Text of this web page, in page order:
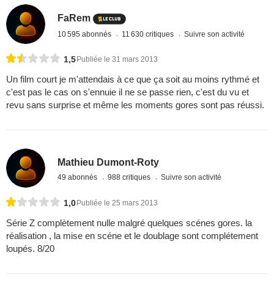
FaRem
10 595 abonnés 11 630 critiques Suivre son activité
1,5Publiée le 31 mars 2013
Un film court je m'attendais à ce que ça soit au moins rythmé et
c'est pas le cas on s'ennuie il ne se passe rien, c'est du vu et
revu sans surprise et même les moments gores sont pas réussi.
Mathieu Dumont-Roty
49 abonnés 988 critiques Suivre son activité
1,0Publiée le 25 mars 2013
Série Z complètement nulle malgré quelques scénes gores. la
réalisation , la mise en scéne et le doublage sont complétement
loupés. 8/20